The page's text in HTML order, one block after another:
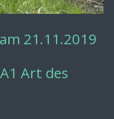
21.11.2019
Art des